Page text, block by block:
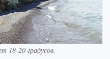
18-20 градусов.